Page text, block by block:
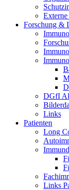
Externe
Forschung &
DGfI
Links
Patienten
Long
Links